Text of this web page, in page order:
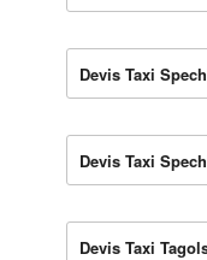
Devis Taxi
Devis Taxi
Devis Taxi